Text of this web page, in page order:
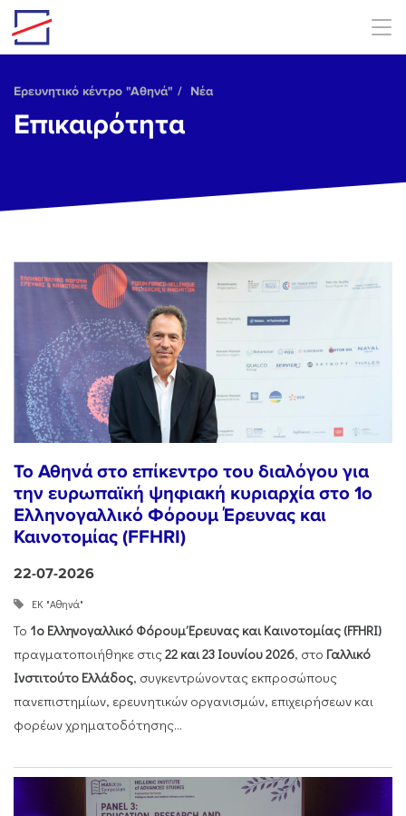
Skip to main content
Ερευνητικό κέντρο "Αθηνά" Νέα
Επικαιρότητα
Το Αθηνά στο επίκεντρο του διαλόγου για
την ευρωπαϊκή ψηφιακή κυριαρχία στο 1ο
Ελληνογαλλικό Φόρουμ Έρευνας και
Καινοτομίας (FFHRI)
22-07-2026
ΕΚ "Αθηνά"
Το 1ο Ελληνογαλλικό Φόρουμ Έρευνας και Καινοτομίας (FFHRI)
πραγματοποιήθηκε στις22 και 23 Ιουνίου 2026, στο Γαλλικό
Ινστιτούτο Ελλάδος, συγκεντρώνοντας εκπροσώπους
πανεπιστημίων, ερευνητικών οργανισμών, επιχειρήσεων και
φορέων χρηματοδότησης...